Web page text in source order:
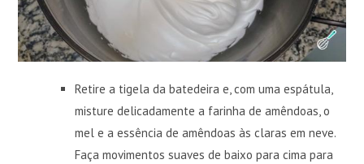
Retire a tigela da batedeira e, com uma espátula,
misture delicadamente a farinha de amêndoas, o
mel e a essência de amêndoas às claras em neve.
Faça movimentos suaves de baixo para cima para